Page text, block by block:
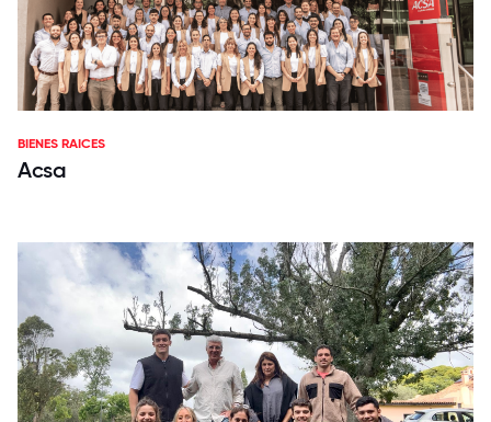
BIENES RAICES
Acsa